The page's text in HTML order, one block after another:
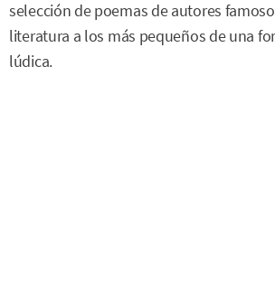
selección de poemas de autores
literatura a los más pequeños de una
lúdica.